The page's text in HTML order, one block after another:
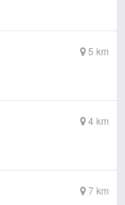
5 km
4 km
7 km